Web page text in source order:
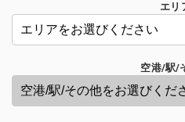
エリ
空港/駅/